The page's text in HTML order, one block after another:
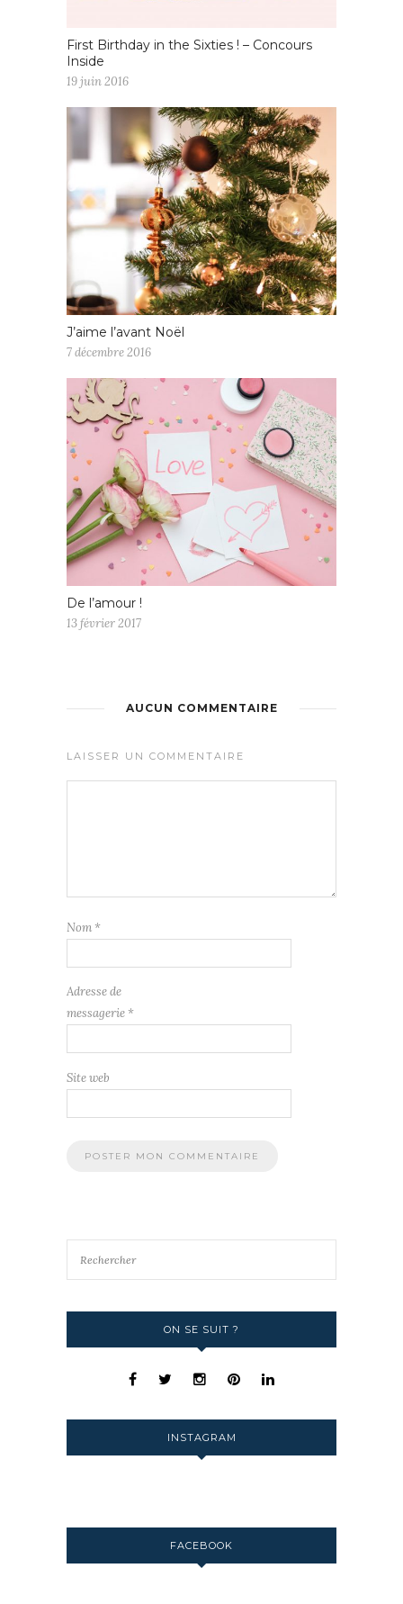
First Birthday in the Sixties ! – Concours
Inside
19 juin 2016
J’aime l’avant Noël
7 décembre 2016
De l’amour !
13 février 2017
AUCUN COMMENTAIRE
LAISSER UN COMMENTAIRE
Nom *
Adresse de
messagerie *
Site web
ON SE SUIT ?
INSTAGRAM
FACEBOOK